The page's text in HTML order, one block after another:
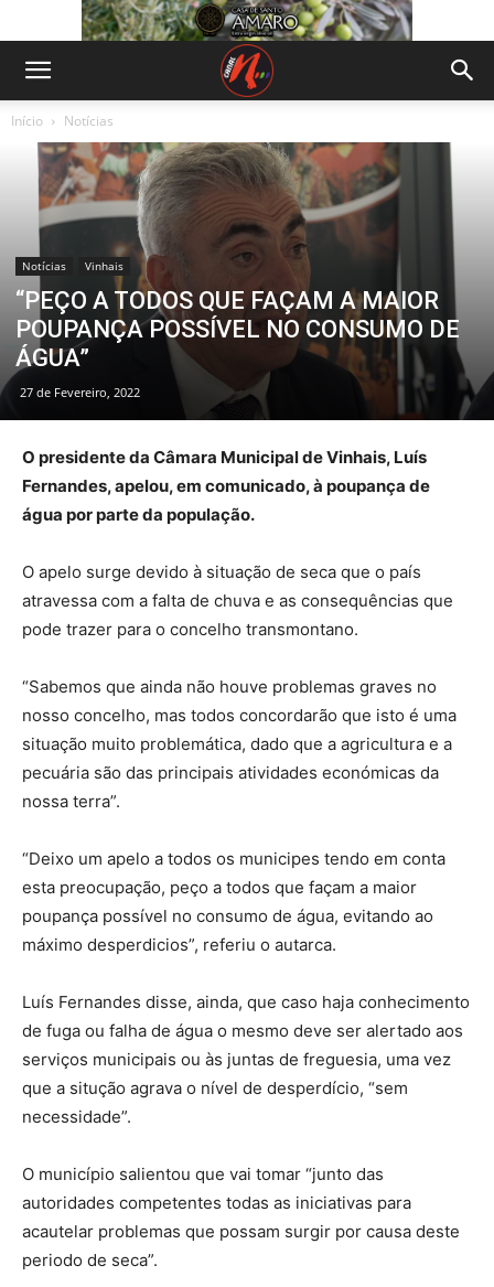
Início Notícias
Notícias Vinhais
“PEÇO A TODOS QUE FAÇAM A MAIOR
POUPANÇA POSSÍVEL NO CONSUMO DE
ÁGUA”
27 de Fevereiro, 2022
O presidente da Câmara Municipal de Vinhais, Luís
Fernandes, apelou, em comunicado, à poupança de
água por parte da população.
O apelo surge devido à situação de seca que o país
atravessa com a falta de chuva e as consequências que
pode trazer para o concelho transmontano.
“Sabemos que ainda não houve problemas graves no
nosso concelho, mas todos concordarão que isto é uma
situação muito problemática, dado que a agricultura e a
pecuária são das principais atividades económicas da
nossa terra”.
“Deixo um apelo a todos os municipes tendo em conta
esta preocupação, peço a todos que façam a maior
poupança possível no consumo de água, evitando ao
máximo desperdicios”, referiu o autarca.
Luís Fernandes disse, ainda, que caso haja conhecimento
de fuga ou falha de água o mesmo deve ser alertado aos
serviços municipais ou às juntas de freguesia, uma vez
que a situção agrava o nível de desperdício, “sem
necessidade”.
O município salientou que vai tomar “junto das
autoridades competentes todas as iniciativas para
acautelar problemas que possam surgir por causa deste
periodo de seca”.